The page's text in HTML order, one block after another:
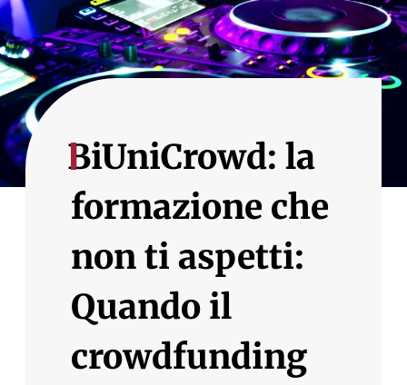
BiUniCrowd: la
formazione che
non ti aspetti:
Quando il
crowdfunding